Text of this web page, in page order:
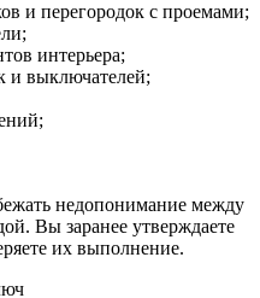
и перегородок с проемами;
интерьера;
и выключателей;
недопонимание между
Вы заранее утверждаете
их выполнение.